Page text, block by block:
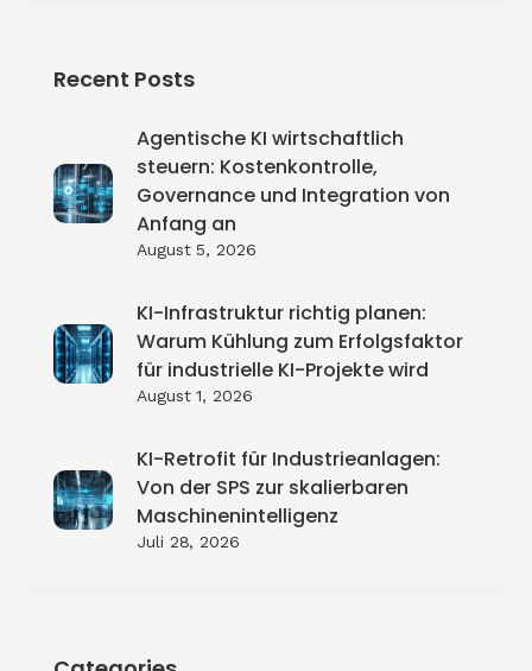
Recent Posts
Agentische KI wirtschaftlich
steuern: Kostenkontrolle,
Governance und Integration von
Anfang an
August 5, 2026
KI-Infrastruktur richtig planen:
Warum Kühlung zum Erfolgsfaktor
für industrielle KI-Projekte wird
August 1, 2026
KI-Retrofit für Industrieanlagen:
Von der SPS zur skalierbaren
Maschinenintelligenz
Juli 28, 2026